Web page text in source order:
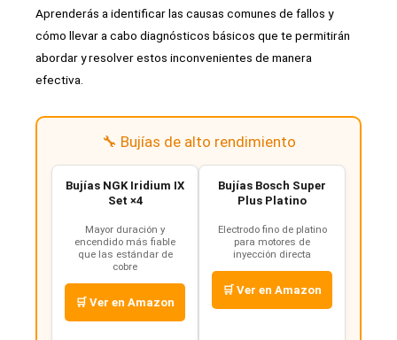
Aprenderás a identificar las causas comunes de fallos y
cómo llevar a cabo diagnósticos básicos que te permitirán
abordar y resolver estos inconvenientes de manera
efectiva.
🔧 Bujías de alto rendimiento
Bujías NGK Iridium IX
Set ×4
Mayor duración y
encendido más fiable
que las estándar de
cobre
🛒 Ver en Amazon
Bujías Bosch Super
Plus Platino
Electrodo fino de platino
para motores de
inyección directa
🛒 Ver en Amazon